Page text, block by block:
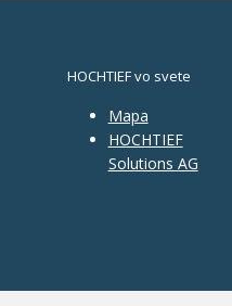
HOCHTIEF vo svete
Mapa
HOCHTIEF
Solutions AG